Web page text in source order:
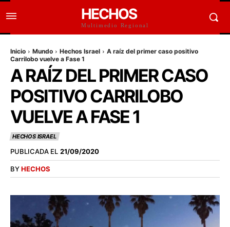
HECHOS
Multimedio Regional
Inicio Mundo Hechos Israel
A raíz del primer caso positivo
Carrilobo vuelve a Fase 1
A RAÍZ DEL PRIMER CASO
POSITIVO CARRILOBO
VUELVE A FASE 1
HECHOS ISRAEL
PUBLICADA EL 21/09/2020
BYHECHOS